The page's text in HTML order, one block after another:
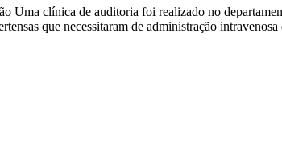
Uma clínica de auditoria foi realizado no
que necessitaram de administração